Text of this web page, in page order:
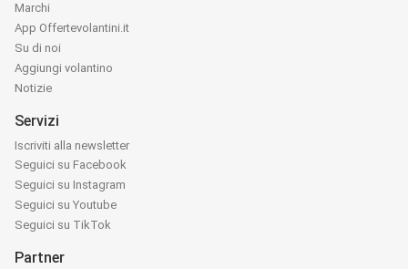
Marchi
App Offertevolantini.it
Su di noi
Aggiungi volantino
Notizie
Servizi
Iscriviti alla newsletter
Seguici su Facebook
Seguici su Instagram
Seguici su Youtube
Seguici su TikTok
Partner